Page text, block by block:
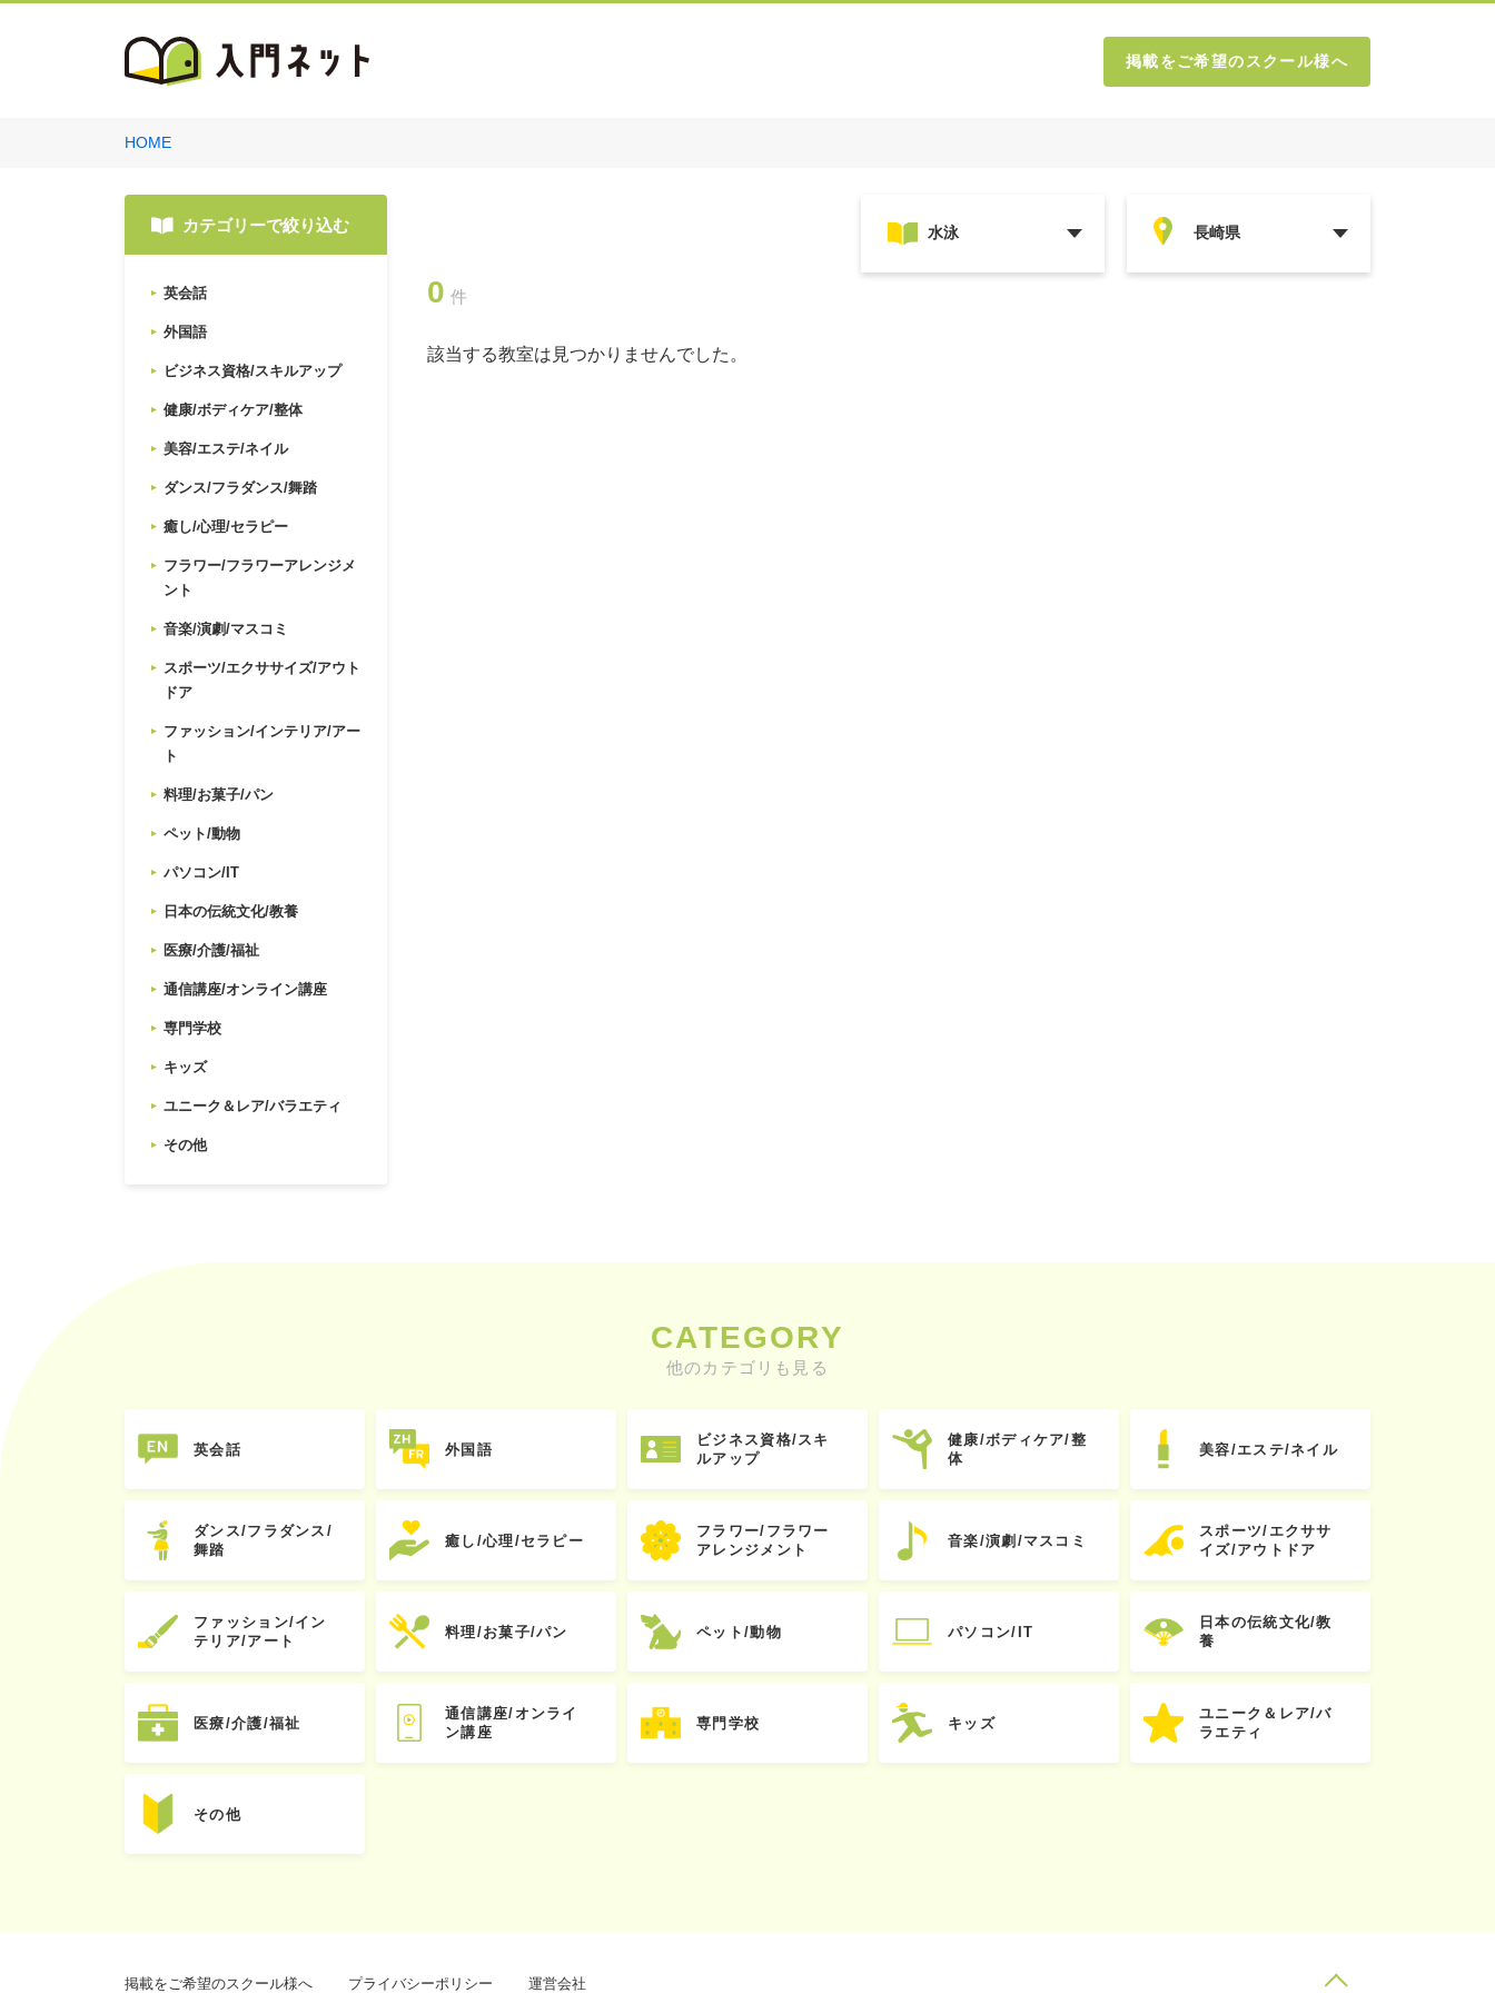
掲載をご希望のスクール様へ
HOME
カテゴリーで絞り込む
英会話
外国語
ビジネス資格/スキルアップ
健康/ボディケア/整体
美容/エステ/ネイル
ダンス/フラダンス/舞踏
癒し/心理/セラピー
フラワー/フラワーアレンジメ
ント
音楽/演劇/マスコミ
スポーツ/エクササイズ/アウト
ドア
ファッション/インテリア/アー
ト
料理/お菓子/パン
ペット/動物
パソコン/IT
日本の伝統文化/教養
医療/介護/福祉
通信講座/オンライン講座
専門学校
キッズ
ユニーク＆レア/バラエティ
その他
0 件
該当する教室は見つかりませんでした。
CATEGORY
他のカテゴリも見る
英会話 外国語
ビジネス資格/スキ
ルアップ
健康/ボディケア/整
体
美容/エステ/ネイル
ダンス/フラダンス/
舞踏
癒し/心理/セラピー
フラワー/フラワー
アレンジメント
音楽/演劇/マスコミ
スポーツ/エクササ
イズ/アウトドア
ファッション/イン
テリア/アート
料理/お菓子/パン ペット/動物 パソコン/IT
日本の伝統文化/教
養
医療/介護/福祉
通信講座/オンライ
ン講座
専門学校 キッズ
ユニーク＆レア/バ
ラエティ
その他
掲載をご希望のスクール様へ プライバシーポリシー 運営会社